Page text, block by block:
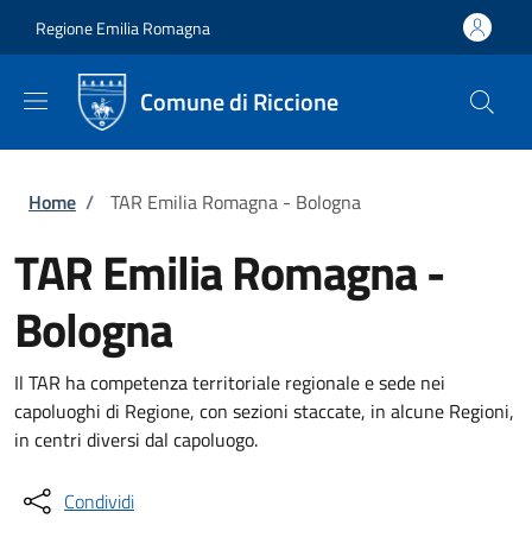
Regione Emilia Romagna
Comune di Riccione
Briciole di pane
Home / TAR Emilia Romagna - Bologna
TAR Emilia Romagna -
Bologna
Il TAR ha competenza territoriale regionale e sede nei
capoluoghi di Regione, con sezioni staccate, in alcune Regioni,
in centri diversi dal capoluogo.
Condividi